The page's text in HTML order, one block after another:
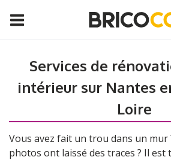
Services de
intérieur sur Nantes
Loire
Vous avez fait un trou dans un mur
photos ont laissé des traces ? Il est